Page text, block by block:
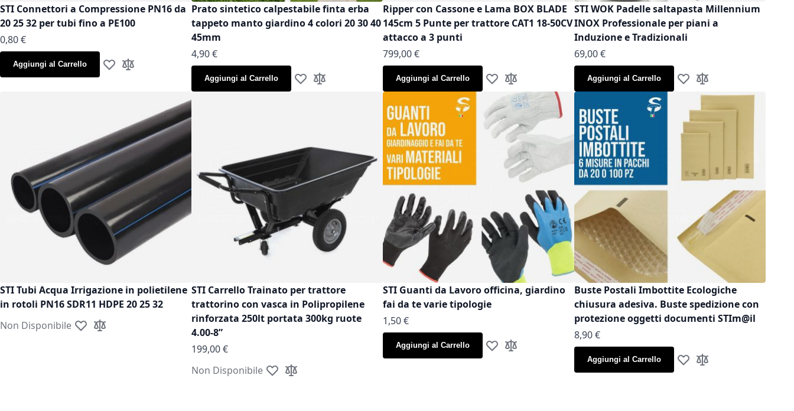
STI Connettori a Compressione PN16 da
20 25 32 per tubi fino a PE100
As low as
0,80 €
Aggiungi al Carrello Aggiungi alla lista desideri
Aggiungi al confronto
Prato sintetico calpestabile finta erba
tappeto manto giardino 4 colori 20 30 40
45mm
As low as
4,90 €
Aggiungi al Carrello Aggiungi alla lista desideri
Aggiungi al confronto
Ripper con Cassone e Lama BOX BLADE
145cm 5 Punte per trattore CAT1 18-50CV
attacco a 3 punti
799,00 €
Aggiungi al Carrello Aggiungi alla lista desideri
Aggiungi al confronto
STI WOK Padelle saltapasta Millennium
INOX Professionale per piani a
Induzione e Tradizionali
As low as
69,00 €
Aggiungi al Carrello Aggiungi alla lista desideri
Aggiungi al confronto
STI Tubi Acqua Irrigazione in polietilene
in rotoli PN16 SDR11 HDPE 20 25 32
Non Disponibile Aggiungi alla lista desideri
Aggiungi al confronto
STI Carrello Trainato per trattore
trattorino con vasca in Polipropilene
rinforzata 250lt portata 300kg ruote
4.00-8”
199,00 €
Non Disponibile Aggiungi alla lista desideri
Aggiungi al confronto
STI Guanti da Lavoro officina, giardino
fai da te varie tipologie
As low as
1,50 €
Aggiungi al Carrello Aggiungi alla lista desideri
Aggiungi al confronto
Buste Postali Imbottite Ecologiche
chiusura adesiva. Buste spedizione con
protezione oggetti documenti STIm@il
As low as
8,90 €
Aggiungi al Carrello Aggiungi alla lista desideri
Aggiungi al confronto